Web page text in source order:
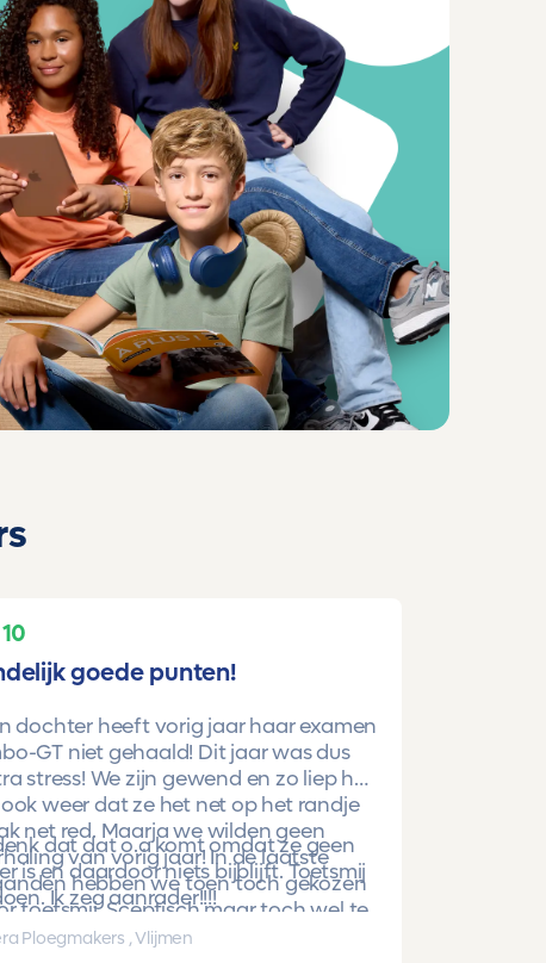
10
goede punten!
dochter heeft vorig jaar haar examen
GT niet gehaald! Dit jaar was dus
stress! We zijn gewend en zo liep het
weer dat ze het net op het randje
net red. Maarja we wilden geen
van vorig jaar! In de laatste
hebben we toen toch gekozen
toetsmij. Sceptisch maar toch wel te
En nu is ze gewoon geslaagd
dat dat o.a komt omdat ze geen
is en daardoor niets bijblijft. Toetsmij
Ik zeg aanrader!!!!
Ploegmakers , Vlijmen